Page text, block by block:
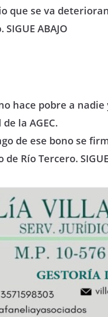
que se va
ABAJO
hace pobre a
la AGEC.
de ese bono se
Río Tercero. SIGUE